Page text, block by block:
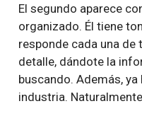
El segundo aparece
organizado. Él tiene
responde cada una
detalle, dándote la
buscando. Además,
industria.